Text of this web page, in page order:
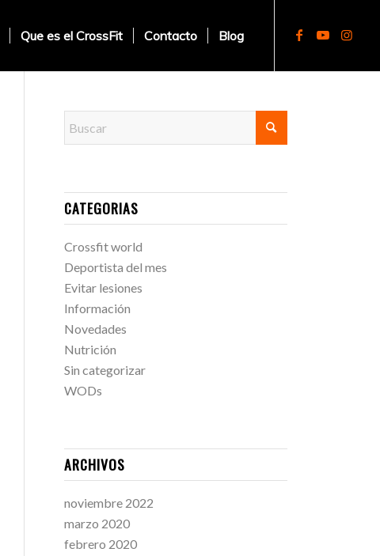
Que es el CrossFit Contacto Blog
CATEGORIAS
Crossfit world
Deportista del mes
Evitar lesiones
Información
Novedades
Nutrición
Sin categorizar
WODs
ARCHIVOS
noviembre 2022
marzo 2020
febrero 2020